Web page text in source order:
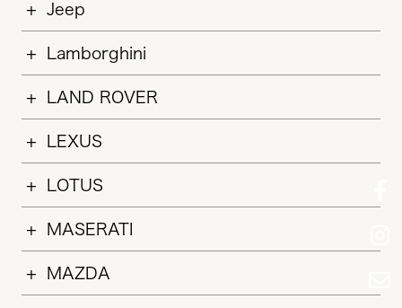
Jeep
Lamborghini
LAND ROVER
LEXUS
LOTUS
MASERATI
MAZDA